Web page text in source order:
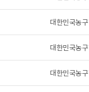
대한민국농
대한민국농
대한민국농